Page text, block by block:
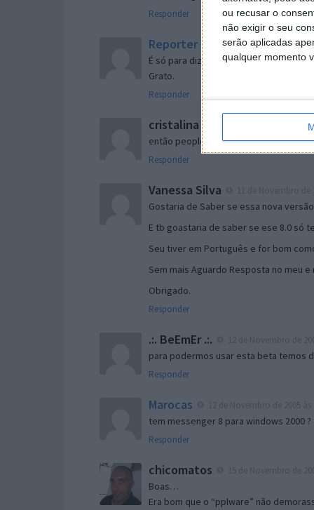
ou recusar o
não exigir o seu
serão aplicadas
qualquer momento
Responder
Reporter 7 de Novembro de 2005 às
É só para dizer que ainda não me
Grato.
Responder
cristalina 11 de Novembro de 2005
então people
Responder
Vanessa Silva
Gostaria de Saber se essa nova
E tb goastaria de saber se ese 8.0 só
Seu tiver em Português e for bom
Sem mais Aguardo Resposta no meu e
Obrigado.
Responder
.:. BeEmEr .:.
para podermos usar esta beta temos
Responder
Marocas
tem messenger 8 para windows 2000
Responder
chicomatos
Boas…
Era bom que o “pplware” não